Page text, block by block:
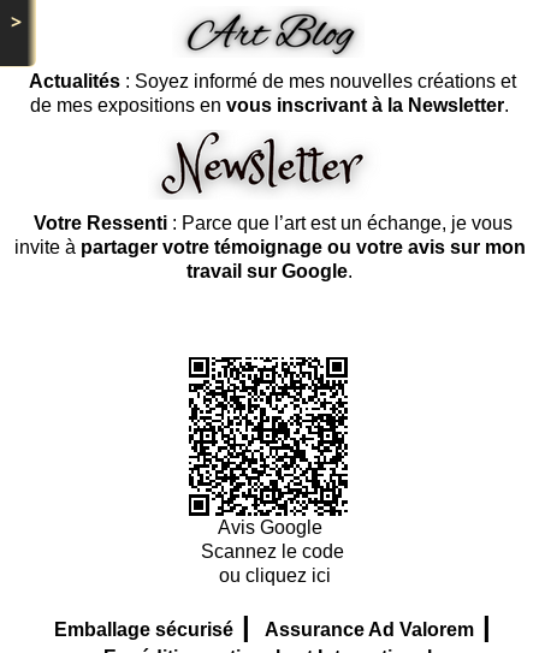
>
Actualités : Soyez informé de mes nouvelles créations et
de mes expositions en vous inscrivant à la Newsletter.
Votre Ressenti: Parce que l’art est un échange, je vous
invite à partager votre témoignage ou votre avis sur mon
travail sur Google.
Avis Google
Scannez le code
ou cliquez ici
Emballage sécurisé | Assurance Ad Valorem |